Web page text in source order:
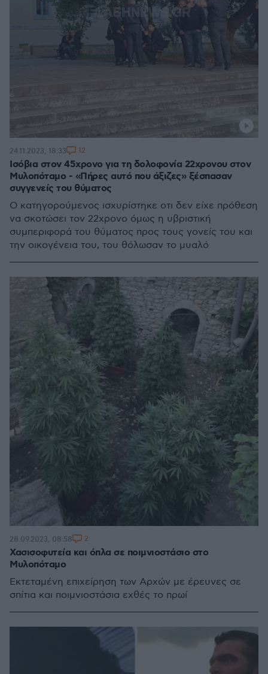
Ισόβια στον 45χρονο για τη δολοφονία 22χρονου στον
Μυλοπόταμο - «Πήρες αυτό που άξιζες» ξέσπασαν
συγγενείς του θύματος
Ο κατηγορούμενος ισχυρίστηκε οτι δεν είχε πρόθεση
να σκοτώσει τον 22χρονο όμως η υβριστική
συμπεριφορά του θύματος προς τους γονείς του και
την οικογένεια του, του θόλωσαν το μυαλό
24.11.2023, 18:33 12
Χασισοφυτεία και όπλα σε ποιμνιοστάσιο στο
Μυλοπόταμο
Eκτεταμένη επιχείρηση των Αρχών με έρευνες σε
σπίτια και ποιμνιοστάσια εχθές το πρωί
28.09.2023, 08:58 2